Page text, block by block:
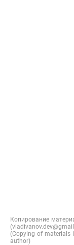
Копирование
(Copying of materials
author)